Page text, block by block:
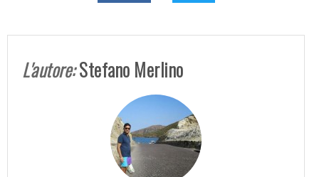
L'autore:Stefano Merlino